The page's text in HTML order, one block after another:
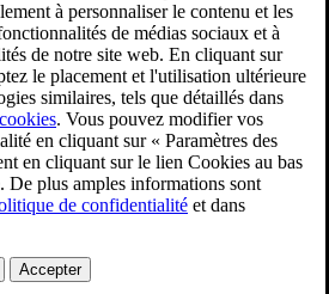
sur les droits d’auteur, cliquez ici